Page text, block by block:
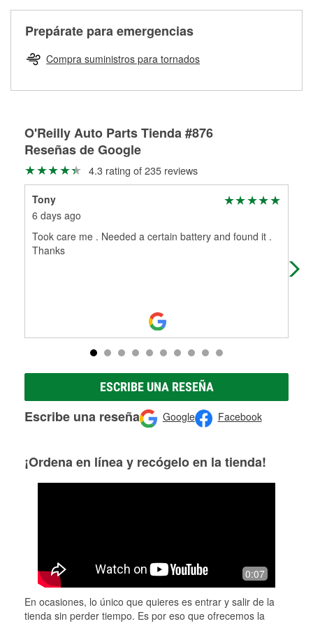
partes de reemplazo correctas para tu reparación.
Rectificación de tambores y discos de freno
Prepárate para emergencias
Compra suministros para tornados
O'Reilly Auto Parts Tienda #876
Reseñas de Google
4.3 rating of 235 reviews
Tony
6 days ago
Took care me . Needed a certain battery and found it .
Thanks
ESCRIBE UNA RESEÑA
Escribe una reseña Google Facebook
¡Ordena en línea y recógelo en la tienda!
0:07
En ocasiones, lo único que quieres es entrar y salir de la
tienda sin perder tiempo. Es por eso que ofrecemos la